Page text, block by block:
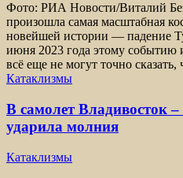
Фото: РИА Новости/Виталий
произошла самая масштабная
новейшей истории — падение
июня 2023 года этому событию
всё еще не могут точно
Катаклизмы
В самолет Владивосток
ударила молния
Катаклизмы